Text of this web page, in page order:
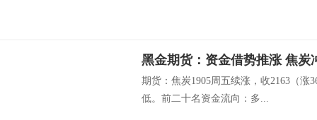
黑金期货：资金借势推涨 焦炭
期货：焦炭1905周五续涨，收2163（涨
低。前二十名资金流向：多...